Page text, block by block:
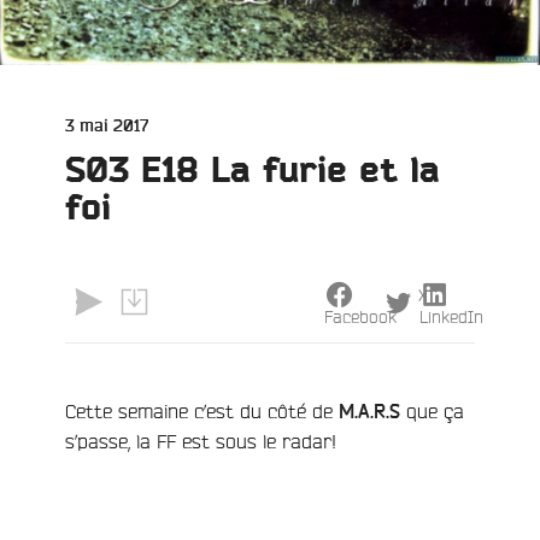
Publié
3 mai 2017
S03 E18 La furie et la
foi
Cette semaine c’est du côté de M.A.R.S que ça
s’passe, la FF est sous le radar!
Facebook
X
LinkedIn